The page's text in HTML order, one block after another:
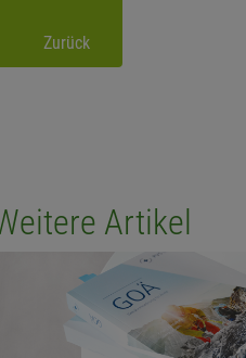
Zurück
Artikel